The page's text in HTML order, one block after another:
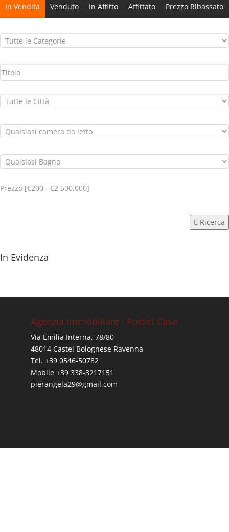
In Vendita Venduto In Affitto Affittato Prezzo Ribassato
Prezzo [€200 - €2,500,000]
Ricerca
In Evidenza
Agenzia Immobiliare I Portici Casa
Via Emilia Interna, 78/80
48014 Castel Bolognese Ravenna
Tel. +39 0546-50782
Mobile +39 338-3217151
pierangela29@gmail.com